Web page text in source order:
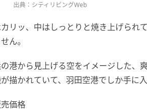
出典：シティリビングWeb
リッ、中はしっとりと焼き上げられ
ん。
港から見上げる空をイメージした、
描かれていて、羽田空港でしか手に
価格